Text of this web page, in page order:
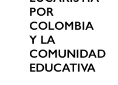
POR
COLOMBIA
Y LA
COMUNIDAD
EDUCATIVA